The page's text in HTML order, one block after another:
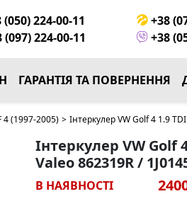
(050) 224-00-11
+38
(097) 224-00-11
+38
ГАРАНТІЯ ТА ПОВЕРНЕННЯ
4 (1997-2005) > Інтеркулер VW Golf 4 1.9
Інтеркулер VW Golf
Valeo 862319R /
В НАЯВНОСТІ